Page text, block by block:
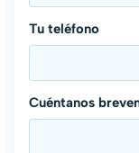
Tu teléfono
Cuéntanos